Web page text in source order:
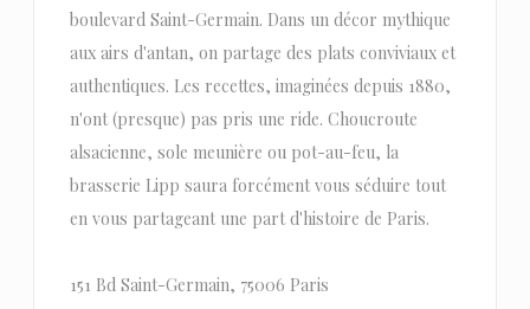
boulevard Saint-Germain. Dans un décor mythique
aux airs d'antan, on partage des plats conviviaux et
authentiques. Les recettes, imaginées depuis 1880,
n'ont (presque) pas pris une ride. Choucroute
alsacienne, sole meunière ou pot-au-feu, la
brasserie Lipp saura forcément vous séduire tout
en vous partageant une part d'histoire de Paris.
151 Bd Saint-Germain, 75006 Paris